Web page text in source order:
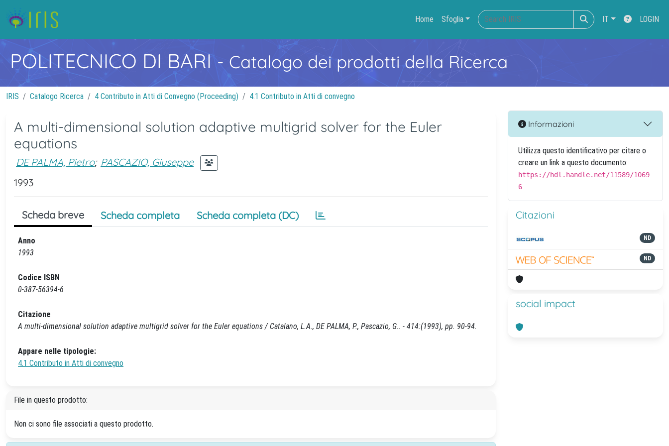
Home Sfoglia IT LOGIN
POLITECNICO DI BARI- Catalogo dei prodotti della Ricerca
IRIS Catalogo Ricerca 4 Contributo in Atti di Convegno (Proceeding) 4.1 Contributo in Atti di convegno
A multi-dimensional solution adaptive multigrid solver for the Euler
equations
DE PALMA, Pietro; PASCAZIO, Giuseppe
1993
Scheda breve Scheda completa Scheda completa (DC)
Anno
1993
Codice ISBN
0-387-56394-6
Citazione
A multi-dimensional solution adaptive multigrid solver for the Euler equations / Catalano, L.A., DE PALMA, P., Pascazio, G.. - 414:(1993), pp. 90-94.
Appare nelle tipologie:
4.1 Contributo in Atti di convegno
File in questo prodotto:
Non ci sono file associati a questo prodotto.
Informazioni
Utilizza questo identificativo per citare o
creare un link a questo documento:
https://hdl.handle.net/11589/1069
6
Citazioni
ND
ND
social impact